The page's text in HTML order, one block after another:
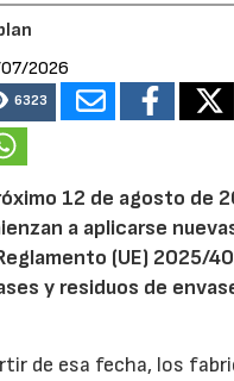
2026
6323
12 de agosto de
a aplicarse
(UE) 2025/
y residuos de
de esa fecha, los